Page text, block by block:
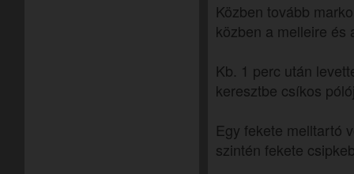
Közben tovább
közben a melleire és
Kb. 1 perc után
keresztbe csíkos
Egy fekete melltartó
szintén fekete